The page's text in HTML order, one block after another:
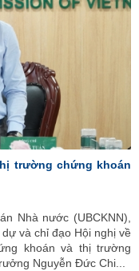
trường chứng khoán
Nhà nước (UBCKNN),
và chỉ đạo Hội nghị về
khoán và thị trường
Nguyễn Đức Chi...